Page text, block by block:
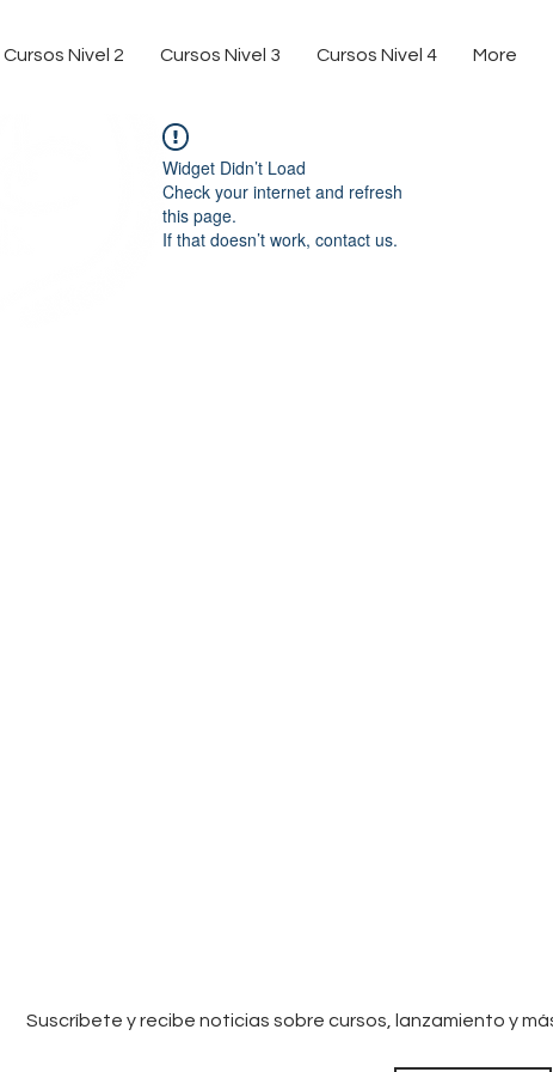
Cursos Nivel 2 Cursos Nivel 3 Cursos Nivel 4 More
Widget Didn’t Load
Check your internet and refresh
this page.
If that doesn’t work, contact us.
Suscríbete y recibe noticias sobre cursos, lanzamiento y